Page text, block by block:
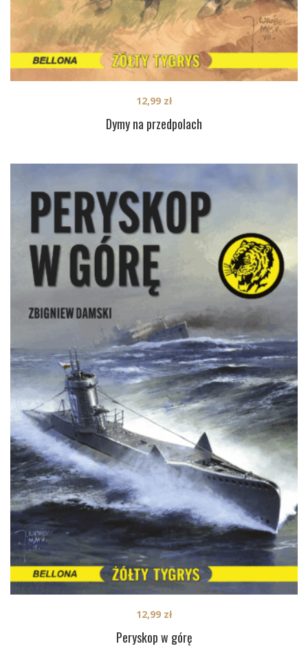
Dymy na przedpolach
12,99 zł
Peryskop w górę
12,99 zł